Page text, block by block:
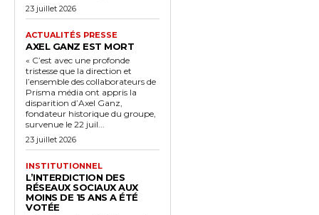
23 juillet 2026
ACTUALITÉS PRESSE
AXEL GANZ EST MORT
« C’est avec une profonde
tristesse que la direction et
l’ensemble des collaborateurs de
Prisma média ont appris la
disparition d’Axel Ganz,
fondateur historique du groupe,
survenue le 22 juil...
23 juillet 2026
INSTITUTIONNEL
L’INTERDICTION DES
RÉSEAUX SOCIAUX AUX
MOINS DE 15 ANS A ÉTÉ
VOTÉE